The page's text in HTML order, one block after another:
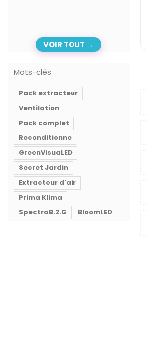
VOIR TOUT
Mots-clés
Pack extracteur
Ventilation
Pack complet
Reconditionne
GreenVisuaLED
Secret Jardin
Extracteur d'air
Prima Klima
SpectraB.2.G
BloomLED